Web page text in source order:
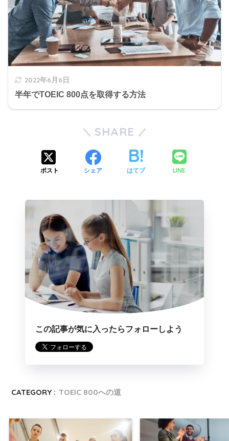
2022年6月6日
半年でTOEIC 800点を取得する方法
SHARE
ポスト シェア はてブ LINE
この記事が気に入ったらフォローしよう
CATEGORY : TOEIC 800への道